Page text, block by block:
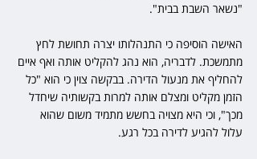
"נשאר השבת בבית".
האישה הוסיפה כי התנהלותו יצרה תחושת לחץ
מתמשכת. לדבריה, הוא נהג להקליט אותה ואף איים
להחליף את מנעול הדירה. בבקשה צוין כי הוא "כל
הזמן מקליט ומצלם אותה למרות בקשותיה שיחדל
מכך", וכי היא מצויה בחשש מתמיד משום שהוא
עלול להגיע לדירה בכל רגע.